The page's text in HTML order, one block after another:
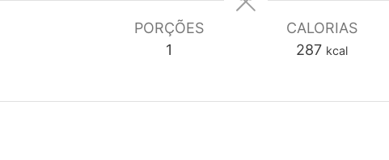
PORÇÕES
1
CALORIAS
287 kcal